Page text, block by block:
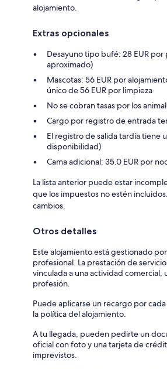
alojamiento.
Extras opcionales
Desayuno tipo bufé: 28 EUR por
aproximado)
Mascotas: 56 EUR por
único de 56 EUR por limpieza
No se cobran tasas por los
Cargo por registro de entrada
El registro de salida tardía tiene
disponibilidad)
Cama adicional: 35.0 EUR por
La lista anterior puede estar
que los impuestos no estén
cambios.
Otros detalles
Este alojamiento está gestionado
profesional. La prestación de
vinculada a una actividad comercial,
profesión.
Puede aplicarse un recargo por
la política del alojamiento.
A tu llegada, pueden pedirte un
oficial con foto y una tarjeta de
imprevistos.